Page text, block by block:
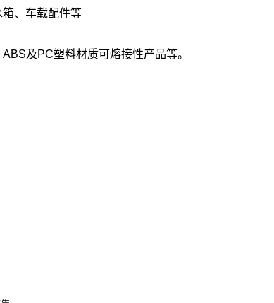
、车载配件等
及PC塑料材质可熔接性产品等。